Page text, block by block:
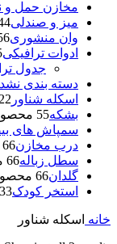
مخازن حمل و
میز و صندلی4 محصول
وان منشوری56
ادوات ترافیکی5
جدول
دسته بندی
اسکله شناور
22 محصول
بشکه 55 محصول
سمپاش های
درب مخازن 66 محصول
سطل زباله 66 محصول
گلدان 66 محصول
استخر کودک 33 محصول
خانه اسکله شناور